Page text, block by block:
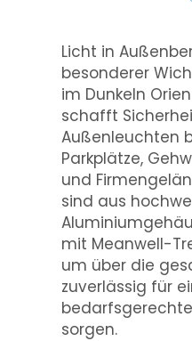
Licht in
besonderer
im Dunkeln
schafft
Außenleuchten
Parkplätze,
und
sind aus
mit Meanwell-
um über die
zuverlässig für
sorgen.